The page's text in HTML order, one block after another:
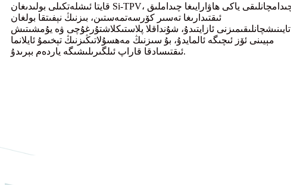
قايتا ئىشلەتكىلى بولىدىغان Si-TPV، چىدامچانلىقى ياكى ھاۋارايىغا چىداملىق
ئىقتىدارىغا تەسىر كۆرسەتمەستىن، بىزنىڭ نېفىتقا بولغان
تايىنىشچانلىقىمىزنى ئازايتىدۇ، شۇنداقلا پلاستىكلاشتۇرغۇچى ۋە يۇمشىتىش
مېيىنى ئۆز ئىچىگە ئالمايدۇ، بۇ سىزنىڭ مەھسۇلاتىڭىزنىڭ تېخىمۇ ئايلانما
ئىقتىسادقا قاراپ ئىلگىرىلىشىگە ياردەم بېرىدۇ.